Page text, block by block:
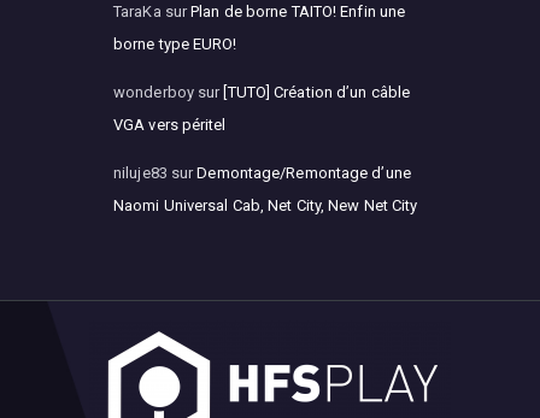
TaraKa surPlan de borne TAITO! Enfin une
borne type EURO!
wonderboysur [TUTO] Création d’un câble
VGA vers péritel
niluje83 surDemontage/Remontage d’une
Naomi Universal Cab, Net City, New Net City